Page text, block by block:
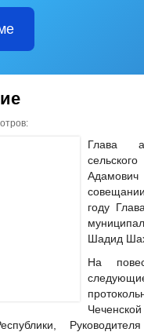
Глава
Адамович
году
Шадид
На